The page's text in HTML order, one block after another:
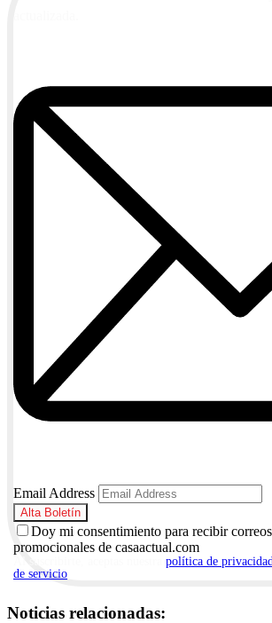
Email Address
Doy mi consentimiento para recibir
promocionales de casaactual.com
política de privacidad
de servicio
Noticias relacionadas: